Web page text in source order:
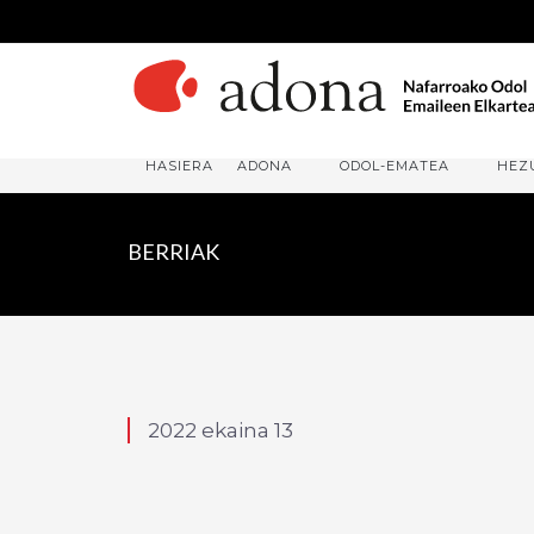
HASIERA ADONA ODOL-EMATEA
BERRIAK
2022 ekaina 13